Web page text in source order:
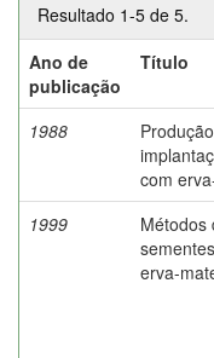
Resultado 1-5 de 5.
Ano de
publicação
Título
1988
com
1999
Métodos
erva-